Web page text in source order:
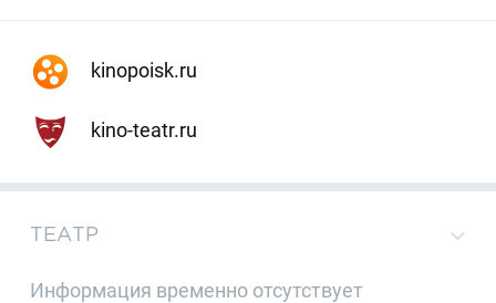
kinopoisk.ru
kino-teatr.ru
ТЕАТР
Информация временно отсутствует